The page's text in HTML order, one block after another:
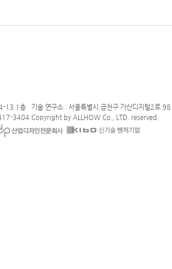
13 1층 기술 연구소 : 서울특별시 금천구 가산디지털2로
3404 Copyright by ALLHOW Co., LTD. reserved.